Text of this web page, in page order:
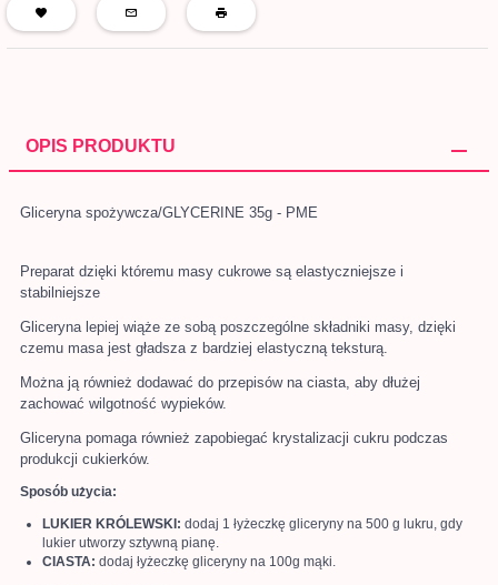
OPIS PRODUKTU
Gliceryna spożywcza/GLYCERINE 35g - PME
Preparat dzięki któremu masy cukrowe są elastyczniejsze i
stabilniejsze
Gliceryna lepiej wiąże ze sobą poszczególne składniki masy, dzięki
czemu masa jest gładsza z bardziej elastyczną teksturą.
Można ją również dodawać do przepisów na ciasta, aby dłużej
zachować wilgotność wypieków.
Gliceryna pomaga również zapobiegać krystalizacji cukru podczas
produkcji cukierków.
Sposób użycia:
LUKIER KRÓLEWSKI: dodaj 1 łyżeczkę gliceryny na 500 g lukru, gdy
lukier utworzy sztywną pianę.
CIASTA: dodaj łyżeczkę gliceryny na 100g mąki.